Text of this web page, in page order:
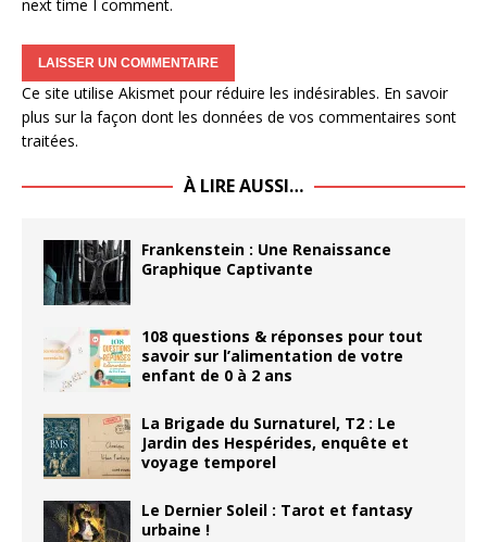
next time I comment.
Ce site utilise Akismet pour réduire les indésirables. En savoir
plus sur la façon dont les données de vos commentaires sont
traitées.
À LIRE AUSSI…
Frankenstein : Une Renaissance
Graphique Captivante
108 questions & réponses pour tout
savoir sur l’alimentation de votre
enfant de 0 à 2 ans
La Brigade du Surnaturel, T2 : Le
Jardin des Hespérides, enquête et
voyage temporel
Le Dernier Soleil : Tarot et fantasy
urbaine !